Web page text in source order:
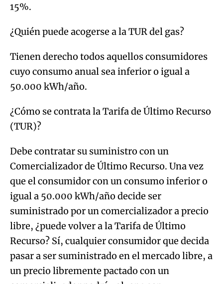
15%.
¿Quién puede acogerse a la TUR del gas?
Tienen derecho todos aquellos consumidores
cuyo consumo anual sea inferior o igual a
50.000 kWh/año.
¿Cómo se contrata la Tarifa de Último Recurso
(TUR)?
Debe contratar su suministro con un
Comercializador de Último Recurso. Una vez
que el consumidor con un consumo inferior o
igual a 50.000 kWh/año decide ser
suministrado por un comercializador a precio
libre, ¿puede volver a la Tarifa de Último
Recurso? Sí, cualquier consumidor que decida
pasar a ser suministrado en el mercado libre, a
un precio libremente pactado con un